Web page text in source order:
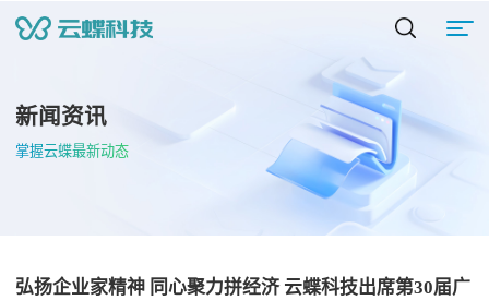
新闻资讯
掌握云蝶最新动态
弘扬企业家精神 同心聚力拼经济 云蝶科技出席第30届广